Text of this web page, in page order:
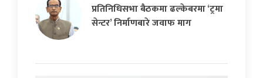
प्रतिनिधिसभा बैठकमा ढल्केबरमा ‘ट्रमा
सेन्टर’ निर्माणबारे जवाफ माग